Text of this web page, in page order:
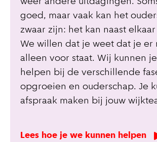
goed, maar vaak kan het
zwaar zijn: het kan naast elkaar
We willen dat je weet dat je er
alleen voor staat. Wij kunnen
helpen bij de verschillende
opgroeien en ouderschap. Je
afspraak maken bij jouw
Lees hoe je we kunnen helpen